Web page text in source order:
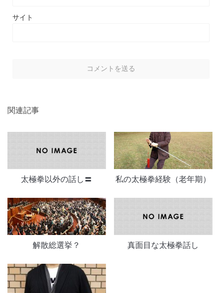
サイト
関連記事
太極拳以外の話し〓 私の太極拳経験（老年期）
解散総選挙？ 真面目な太極拳話し